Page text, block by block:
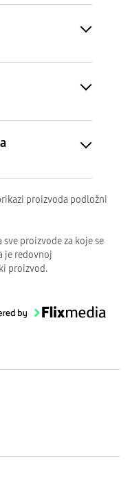
proizvoda podložni
proizvode za koje se
je redovnoj
proizvod.